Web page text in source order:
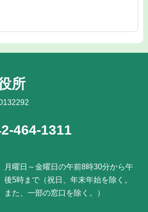
所
464-1311
月曜日～金曜日の午前8時30分から午
後5時まで（祝日、年末年始を除く。
また、一部の窓口を除く。）